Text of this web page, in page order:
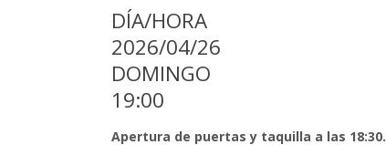
DÍA/HORA
2026/04/26
DOMINGO
19:00
Apertura de puertas y taquilla a las 18:30.